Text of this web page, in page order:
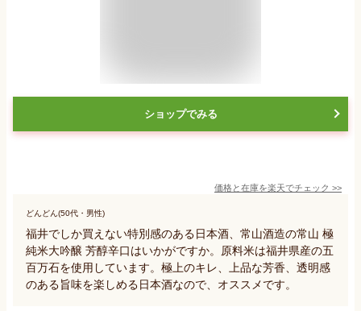
ショップでみる
価格と在庫を楽天でチェック >>
どんどん(50代・男性)
福井でしか買えない特別感のある日本酒、常山酒造の常山 極
純米大吟醸 芳醇辛口はいかがですか。原料米は福井県産の五
百万石を使用しています。極上のキレ、上品な芳香、透明感
のある旨味を楽しめる日本酒なので、オススメです。